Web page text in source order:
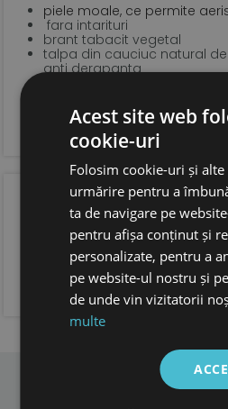
piele moale, ce permite
fara intarituri
brant tabacit vegetal
talpa din cauciuc natural de
anti derapanta
sistem de inchidere tip
forma anatomica pentru
pentru degetele.
foarte usori
OPINIA
ADAUGA
Acest site web
cookie-uri
Folosim cookie-uri și
urmărire pentru a
ta de navigare pe
pentru afișa conținut și
personalizate, pentru a
pe website-ul nostru și
de unde vin vizitatorii
multe